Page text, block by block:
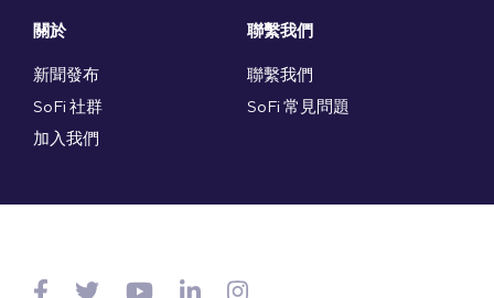
關於
新聞發布
SoFi 社群
加入我們
聯繫我們
聯繫我們
SoFi 常見問題